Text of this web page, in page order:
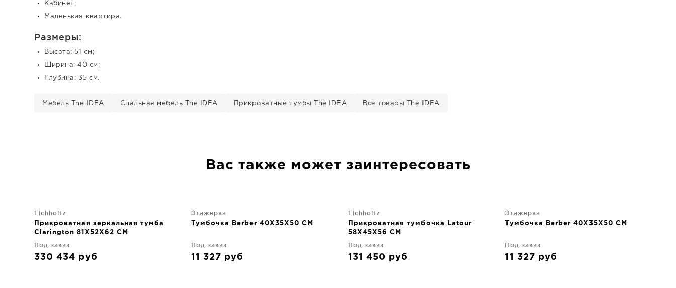
Кабинет;
Маленькая квартира.
Размеры:
Высота: 51 см;
Ширина: 40 см;
Глубина: 35 см.
Мебель The IDEA Спальная мебель The IDEA Прикроватные тумбы The IDEA Все товары The IDEA
Вас также может заинтересовать
Eichholtz
Прикроватная зеркальная тумба
Clarington 81X52X62 CM
Под заказ
330 434 руб
Этажерка
Тумбочка Berber 40X35X50 CM
Под заказ
11 327 руб
Eichholtz
Прикроватная тумбочка Latour
58X45X56 CM
Под заказ
131 450 руб
Этажерка
Тумбочка Berber 40X35X50 CM
Под заказ
11 327 руб